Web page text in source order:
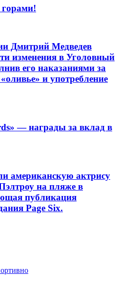
горами!
Дмитрий Медведев
изменения в Уголовный
его наказаниями за
и употребление
— награды за вклад в
американскую актрису
на пляже в
публикация
Page Six.